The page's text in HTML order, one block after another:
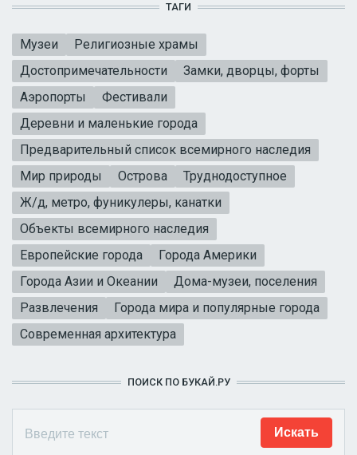
ТАГИ
Музеи
Религиозные храмы
Достопримечательности
Замки, дворцы, форты
Аэропорты
Фестивали
Деревни и маленькие города
Предварительный список всемирного наследия
Мир природы
Острова
Труднодоступное
Ж/д, метро, фуникулеры, канатки
Объекты всемирного наследия
Европейские города
Города Америки
Города Азии и Океании
Дома-музеи, поселения
Развлечения
Города мира и популярные города
Современная архитектура
ПОИСК ПО БУКАЙ.РУ